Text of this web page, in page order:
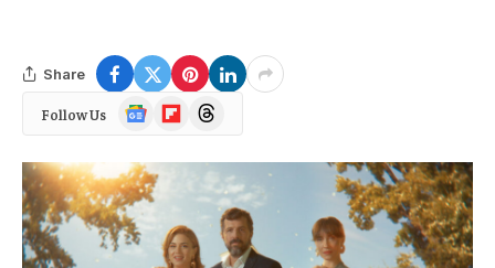
Share
Follow Us
Google
News
FlipboardThreads